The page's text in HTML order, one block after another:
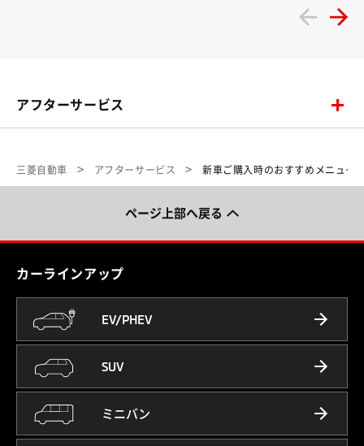
アフターサービス
三菱自動車 アフターサービス 新車ご購入時のおすすめメニュー
ページ上部へ戻る
カーラインアップ
EV/PHEV
SUV
ミニバン